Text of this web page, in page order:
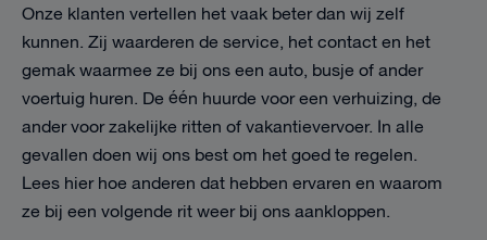
Onze klanten vertellen het vaak beter dan wij zelf
kunnen. Zij waarderen de service, het contact en het
gemak waarmee ze bij ons een auto, busje of ander
voertuig huren. De één huurde voor een verhuizing, de
ander voor zakelijke ritten of vakantievervoer. In alle
gevallen doen wij ons best om het goed te regelen.
Lees hier hoe anderen dat hebben ervaren en waarom
ze bij een volgende rit weer bij ons aankloppen.